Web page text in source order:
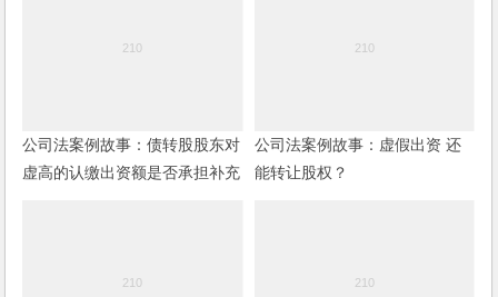
公司法案例故事：债转股股东对
虚高的认缴出资额是否承担补充
公司法案例故事：虚假出资 还
能转让股权？